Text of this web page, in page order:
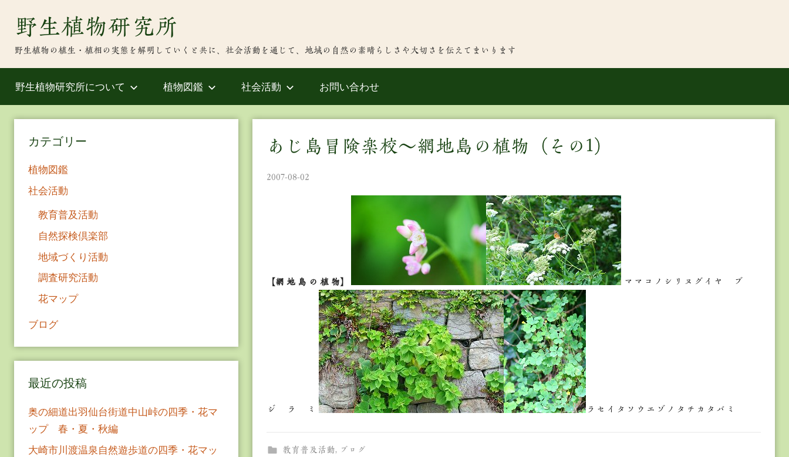
野生植物研究所
野生植物の植生・植相の実態を解明していくと共に、社会活動を通じて、地域の自然の素晴らしさや大切さを伝えてまいります
野生植物研究所について 植物図鑑 社会活動 お問い合わせ
あじ島冒険楽校～網地島の植物（その1）
2007-08-02
【網 地 島 の 植 物】 ママコノシリヌグイヤ ブ
ジ ラ ミ ラセイタソウエゾノタチカタバミ
教育普及活動, ブログ
カテゴリー
植物図鑑
社会活動
教育普及活動
自然探検倶楽部
地域づくり活動
調査研究活動
花マップ
ブログ
最近の投稿
奥の細道出羽仙台街道中山峠の四季・花マ
ップ 春・夏・秋編
大崎市川渡温泉自然遊歩道の四季・花マッ